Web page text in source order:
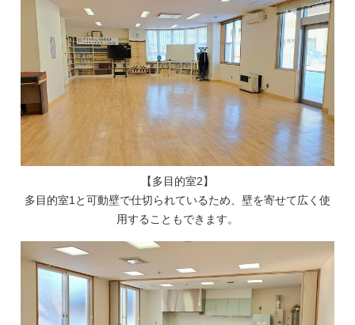
【多目的室2】
多目的室1と可動壁で仕切られているため、壁を寄せて広く使
用することもできます。